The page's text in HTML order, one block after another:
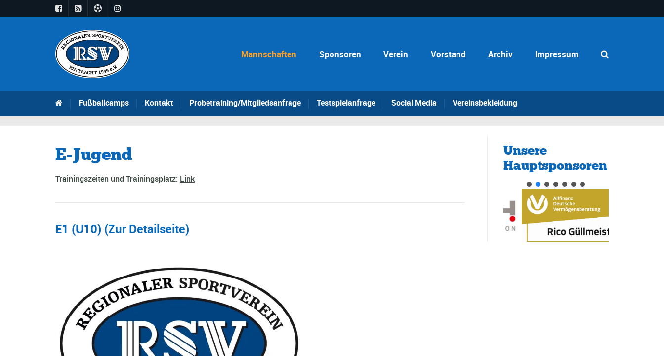
Mannschaften Sponsoren Verein Vorstand Archiv Impressum
Fußballcamps Kontakt Probetraining/Mitgliedsanfrage Testspielanfrage Social Media Vereinsbekleidung
E-Jugend
Trainingszeiten und Trainingsplatz: Link
E1 (U10) (Zur Detailseite)
Unsere
Hauptsponsoren